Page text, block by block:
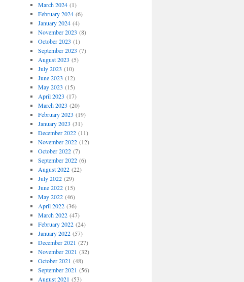
March 2024(1)
February 2024(6)
January 2024(4)
November 2023 (8)
October 2023 (1)
September 2023 (7)
August 2023 (5)
July 2023 (10)
June 2023 (12)
May 2023 (15)
April 2023 (17)
March 2023 (20)
February 2023 (19)
January 2023 (31)
December 2022(11)
November 2022(12)
October 2022(7)
September 2022(6)
August 2022(22)
July 2022(29)
June 2022(15)
May 2022(46)
April 2022(36)
March 2022(47)
February 2022(24)
January 2022(57)
December 2021 (27)
November 2021 (32)
October 2021 (48)
September 2021 (56)
August 2021 (53)